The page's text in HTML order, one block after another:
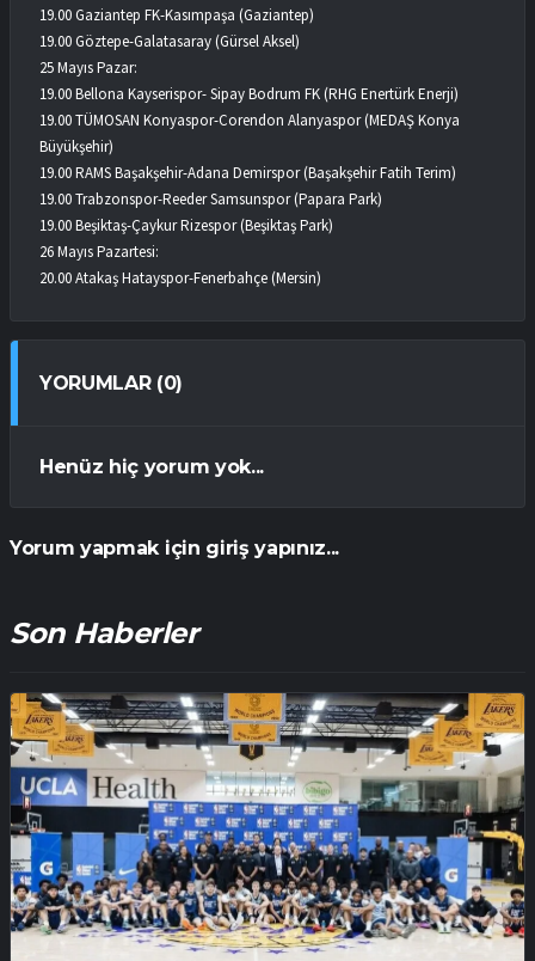
19.00 Gaziantep FK-Kasımpaşa (Gaziantep)
19.00 Göztepe-Galatasaray (Gürsel Aksel)
25 Mayıs Pazar:
19.00 Bellona Kayserispor- Sipay Bodrum FK (RHG Enertürk Enerji)
19.00 TÜMOSAN Konyaspor-Corendon Alanyaspor (MEDAŞ Konya
Büyükşehir)
19.00 RAMS Başakşehir-Adana Demirspor (Başakşehir Fatih Terim)
19.00 Trabzonspor-Reeder Samsunspor (Papara Park)
19.00 Beşiktaş-Çaykur Rizespor (Beşiktaş Park)
26 Mayıs Pazartesi:
20.00 Atakaş Hatayspor-Fenerbahçe (Mersin)
YORUMLAR (0)
Henüz hiç yorum yok...
Yorum yapmak için giriş yapınız...
Son Haberler